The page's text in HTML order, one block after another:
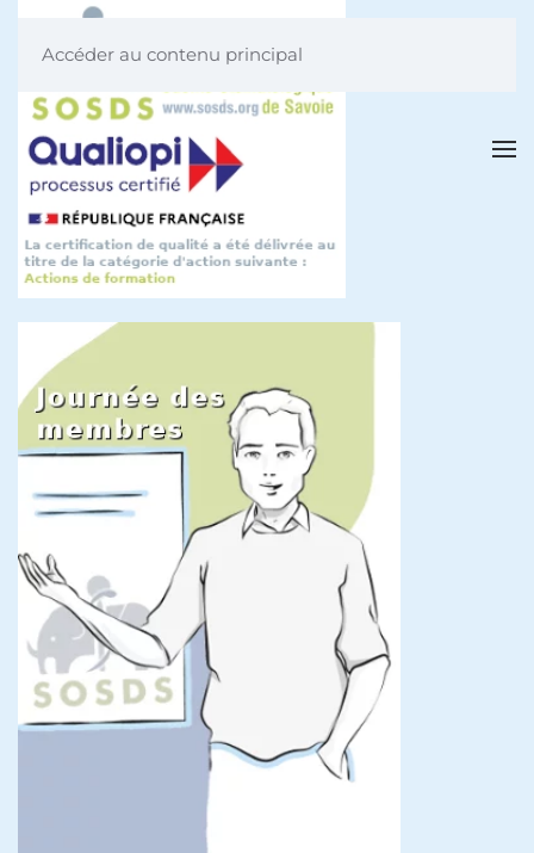
Accéder au contenu principal